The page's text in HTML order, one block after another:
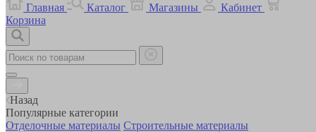
Главная
Каталог Магазины
Кабинет
Корзина
Назад
Популярные категории
Отделочные материалы Строительные материалы